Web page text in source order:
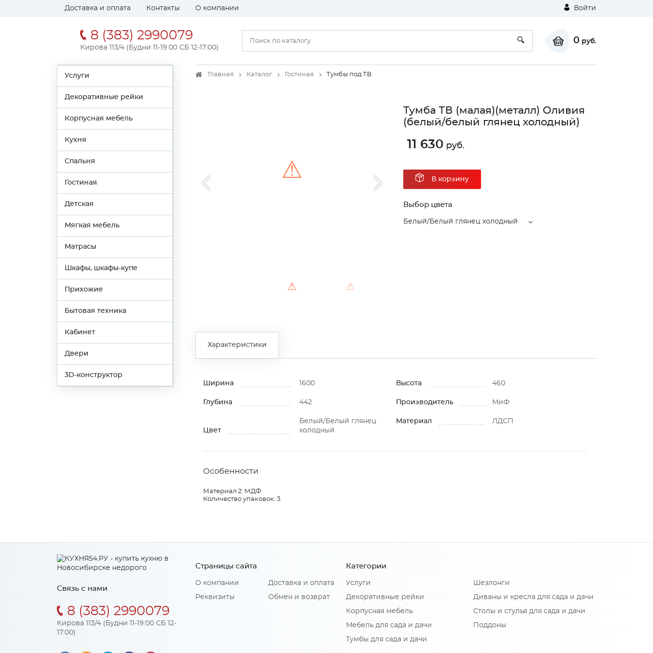
Доставка и оплата Контакты О компании Войти
8 (383) 2990079
Кирова 113/4 (Будни 11-19:00 СБ 12-17:00)
0 руб.
Услуги
Декоративные рейки
Корпусная мебель
Кухня
Спальня
Гостиная
Детская
Мягкая мебель
Матрасы
Шкафы, шкафы-купе
Прихожие
Бытовая техника
Кабинет
Двери
3D-конструктор
Главная Каталог Гостиная Тумбы под ТВ
⚠ ⚠
⚠ ⚠
Тумба ТВ (малая)(металл) Оливия
(белый/белый глянец холодный)
11 630 руб.
В корзину
Выбор цвета
Белый/Белый глянец холодный
Характеристики
Ширина 1600 Высота 460
Глубина 442 Производитель МиФ
Цвет
Белый/Белый глянец
холодный
Материал ЛДСП
Особенности
Материал 2: МДФ
Количество упаковок: 3
Связь с нами
8 (383) 2990079
Кирова 113/4 (Будни 11-19:00 СБ 12-
17:00)
Страницы сайта
О компании
Реквизиты
Доставка и оплата
Обмен и возврат
Категории
Услуги
Декоративные рейки
Корпусная мебель
Мебель для сада и дачи
Тумбы для сада и дачи
Шезлонги
Диваны и кресла для сада и дачи
Столы и стулья для сада и дачи
Поддоны